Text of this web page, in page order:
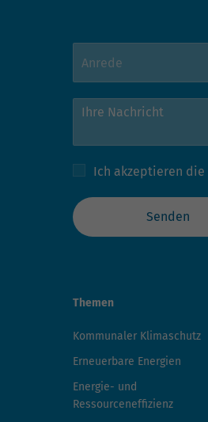
Ich akzeptieren die
Senden
Themen
Kommunaler Klimaschutz
Erneuerbare Energien
Energie- und
Ressourceneffizienz